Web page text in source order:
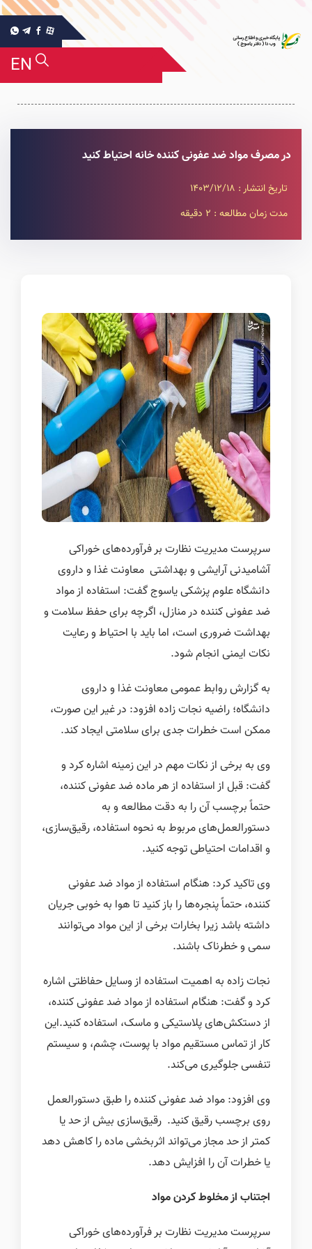
EN
در مصرف مواد ضد عفونی کننده خانه احتیاط کنید
تاریخ انتشار : 1403/12/18
مدت زمان مطالعه : 2 دقیقه
سرپرست مدیریت نظارت بر فرآورده‌های خوراکی
آشامیدنی آرایشی و بهداشتی معاونت غذا و داروی
دانشگاه علوم پزشکی یاسوج گفت: استفاده از مواد
ضد عفونی کننده در منازل، اگرچه برای حفظ سلامت و
بهداشت ضروری است، اما باید با احتیاط و رعایت
نکات ایمنی انجام شود.
به گزارش روابط عمومی معاونت غذا و داروی
دانشگاه؛ راضیه نجات زاده افزود: در غیر این صورت،
ممکن است خطرات جدی برای سلامتی ایجاد کند.
وی به برخی از نکات مهم در این زمینه اشاره کرد و
گفت: قبل از استفاده از هر ماده ضد عفونی کننده،
حتماً برچسب آن را به دقت مطالعه و به
دستورالعمل‌های مربوط به نحوه استفاده، رقیق‌سازی،
و اقدامات احتیاطی توجه کنید.
وی تاکید کرد: هنگام استفاده از مواد ضد عفونی
کننده، حتماً پنجره‌ها را باز کنید تا هوا به خوبی جریان
داشته باشد زیرا بخارات برخی از این مواد می‌توانند
سمی و خطرناک باشند.
نجات زاده به اهمیت استفاده از وسایل حفاظتی اشاره
کرد و گفت: هنگام استفاده از مواد ضد عفونی کننده،
از دستکش‌های پلاستیکی و ماسک، استفاده کنید.این
کار از تماس مستقیم مواد با پوست، چشم، و سیستم
تنفسی جلوگیری می‌کند.
وی افزود: مواد ضد عفونی کننده را طبق دستورالعمل
روی برچسب رقیق کنید. رقیق‌سازی بیش از حد یا
کمتر از حد مجاز می‌تواند اثربخشی ماده را کاهش دهد
یا خطرات آن را افزایش دهد.
اجتناب از مخلوط کردن مواد
سرپرست مدیریت نظارت بر فرآورده‌های خوراکی